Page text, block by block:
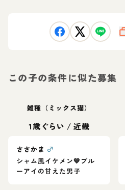
この子の条件に似た募集
雑種（ミックス猫）
1歳ぐらい /近畿
ささかま ♂
シャム風イケメン💙ブル
ーアイの甘えた男子